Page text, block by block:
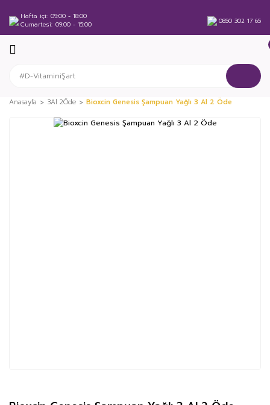
Hafta içi 09:00 - 18:00
Cumartesi 09:00 - 15:00 0850 302 17 65
Anasayfa 3Al 2Öde Bioxcin Genesis Şampuan Yağlı 3 Al 2 Öde